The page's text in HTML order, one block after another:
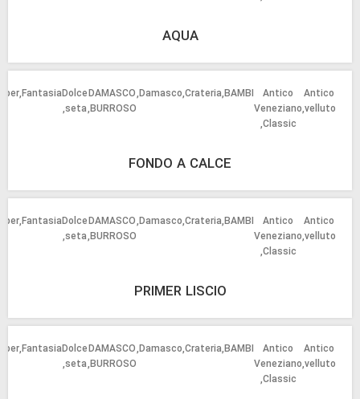
AQUA
Antico
velluto
Antico
Veneziano
Classic
BAMBI
Crateria
Damasco
DAMASCO
BURROSO
Dolce
seta
Fantasia
FONDO A CALCE
Antico
velluto
Antico
Veneziano
Classic
BAMBI
Crateria
Damasco
DAMASCO
BURROSO
Dolce
seta
Fantasia
PRIMER LISCIO
Antico
velluto
Antico
Veneziano
Classic
BAMBI
Crateria
Damasco
DAMASCO
BURROSO
Dolce
seta
Fantasia